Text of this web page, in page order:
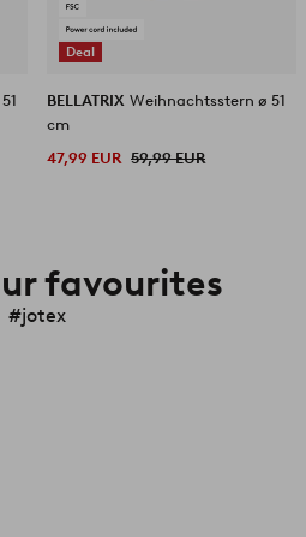
Deal
BELLATRIX Weihnachtsstern ø 51
cm
47,99 EUR 59,99 EUR
favourites
#jotex